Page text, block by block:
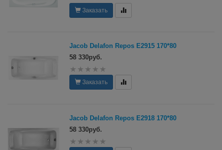
Заказать
Jacob Delafon Repos E2915 170*80
58 330руб.
Заказать
Jacob Delafon Repos E2918 170*80
58 330руб.